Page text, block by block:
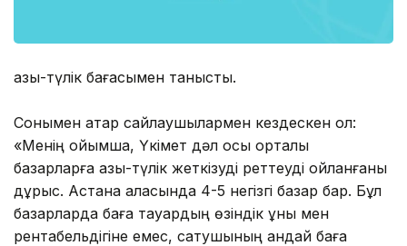
азық-түлік бағасымен танысты.
Сонымен қатар сайлаушылармен кездескен ол:
«Менің ойымша, Үкімет дәл осы орталық
базарларға азық-түлік жеткізуді реттеуді ойланғаны
дұрыс. Астана қаласында 4-5 негізгі базар бар. Бұл
базарларда баға тауардың өзіндік құны мен
рентабельдігіне емес, сатушының қандай баға